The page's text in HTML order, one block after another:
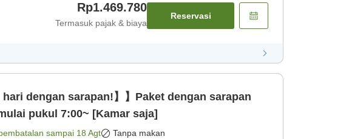
Rp1.469.780
Termasuk pajak & biaya
Reservasi
hari dengan sarapan!】】Paket dengan sarapan
pukul 7:00~ [Kamar saja]
sampai 18 Agt Tanpa makan